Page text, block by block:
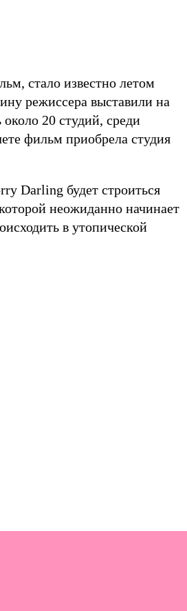
стало известно летом
режиссера выставили на
20 студий, среди
фильм приобрела студия
Darling будет строиться
неожиданно начинает
в утопической